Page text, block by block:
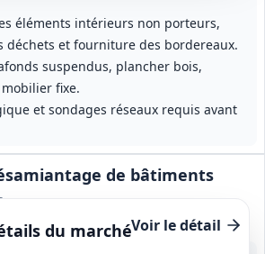
éléments intérieurs non porteurs,
déchets et fourniture des bordereaux.
suspendus, plancher bois,
mobilier fixe.
et sondages réseaux requis avant
du marché
de bâtiments
Voir le détail